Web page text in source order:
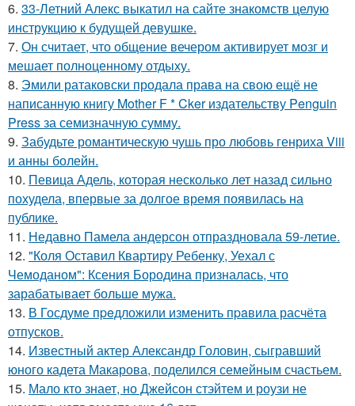
6. 33-Летний Алекс выкатил на сайте знакомств целую
инструкцию к будущей девушке.
7. Он считает, что общение вечером активирует мозг и
мешает полноценному отдыху.
8. Эмили ратаковски продала права на свою ещё не
написанную книгу Mother F * Cker издательству Penguin
Press за семизначную сумму.
9. Забудьте романтическую чушь про любовь генриха Viii
и анны болейн.
10. Певица Адель, которая несколько лет назад сильно
похудела, впервые за долгое время появилась на
публике.
11. Недавно Памела андерсон отпраздновала 59-летие.
12. "Коля Оставил Квартиру Ребенку, Уехал с
Чемоданом": Ксения Бородина призналась, что
зарабатывает больше мужа.
13. В Госдуме пpeдложили изменить пpaвила расчёта
отпусков.
14. Известный актер Александр Головин, сыгравший
юного кадета Макарова, поделился семейным счастьем.
15. Мало кто знает, но Джейсон стэйтем и роузи не